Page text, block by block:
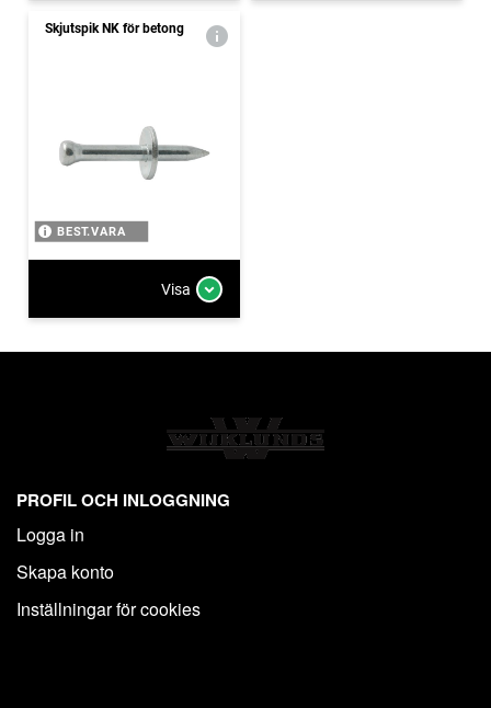
Skjutspik NK för betong
BEST.VARA
Visa
PROFIL OCH INLOGGNING
Logga in
Skapa konto
Inställningar för cookies